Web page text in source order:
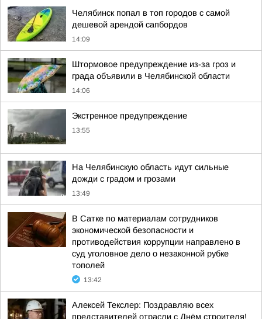
Челябинск попал в топ городов с самой
дешевой арендой сапбордов
14:09
Штормовое предупреждение из-за гроз и
града объявили в Челябинской области
14:06
Экстренное предупреждение
13:55
На Челябинскую область идут сильные
дожди с градом и грозами
13:49
В Сатке по материалам сотрудников
экономической безопасности и
противодействия коррупции направлено в
суд уголовное дело о незаконной рубке
тополей
13:42
Алексей Текслер: Поздравляю всех
представителей отрасли с Днём строителя!